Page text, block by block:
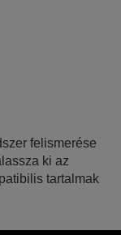
felismerése
ki az
tartalmak